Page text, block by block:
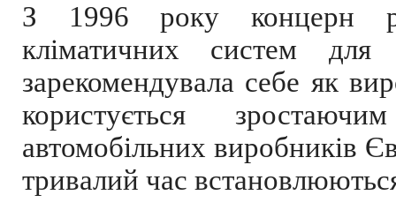
З 1996 року концерн
кліматичних систем
зарекомендувала себе як
користується
автомобільних виробників
тривалий час